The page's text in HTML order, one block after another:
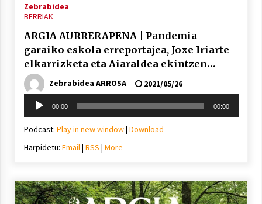
2021/07/06
Hala Bedi irratiko Hizpidea saioan
EHZtik
Zebrabidea
BERRIAK
ARGIA AURRERAPENA | Pandemia
garaiko eskola erreportajea, Joxe Iriarte
elkarrizketa eta Aiaraldea ekintzen
faktoriaZebrabidea ARROSA
2021/05/26
Soinu
erreproduzigailua
00:00 00:00
Podcast: Play in new window| Download
Harpidetu: Email| RSS | More